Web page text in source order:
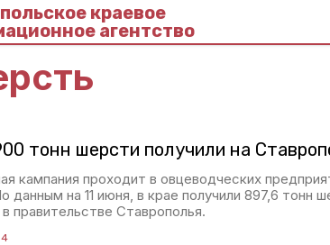
краевое
агентство
тонн шерсти получили на
кампания проходит в овцеводческих
данным на 11 июня, в крае получили 897,6 тонн
правительстве Ставрополья.